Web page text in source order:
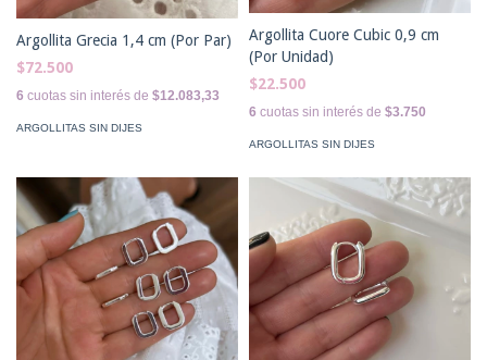
Argollita Grecia 1,4 cm (Por Par)
$72.500
6 cuotas sin interés de $12.083,33
ARGOLLITAS SIN DIJES
Argollita Cuore Cubic 0,9 cm
(Por Unidad)
$22.500
6 cuotas sin interés de $3.750
ARGOLLITAS SIN DIJES